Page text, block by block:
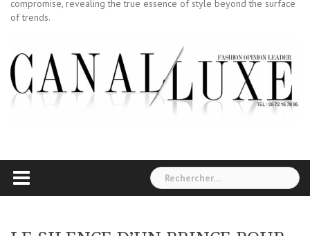
compromise, revealing the true essence of style beyond the surface
of trends.
Rechercher :